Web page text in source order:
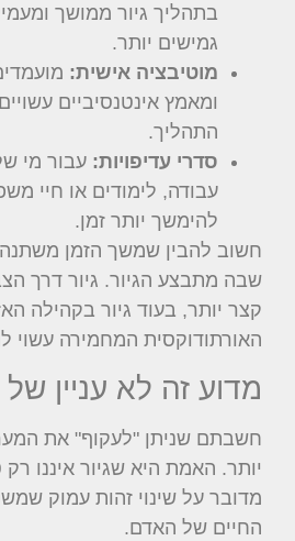
בתהליך גיור ממושך
גמישים יותר.
מוטיבציה אישית:
ומאמץ אינטנסיביים
התהליך.
סדרי עדיפויות: עבור מי
עבודה, לימודים או חיי
להימשך יותר זמן.
חשוב להבין שמשך הזמן
שבה מתבצע הגיור. גיור דרך
קצר יותר, בעוד גיור בקהילה
האורתודוקסית המחמירה עשוי
מדוע זה לא עניין
חשבתם שניתן "לעקוף" את
יותר. האמת היא שגיור איננו
מדובר על שינוי זהות עמוק
החיים של האדם.